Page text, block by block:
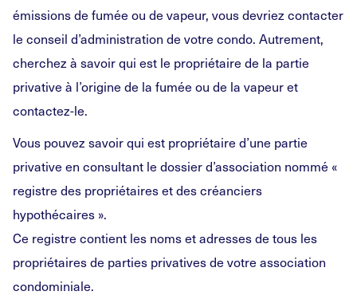
émissions de fumée ou de vapeur, vous devriez contacter
le conseil d’administration de votre condo. Autrement,
cherchez à savoir qui est le propriétaire de la partie
privative à l’origine de la fumée ou de la vapeur et
contactez-le.
Vous pouvez savoir qui est propriétaire d’une partie
privative en consultant le dossier d’association nommé «
registre des propriétaires et des créanciers
hypothécaires ».
Ce registre contient les noms et adresses de tous les
propriétaires de parties privatives de votre association
condominiale.